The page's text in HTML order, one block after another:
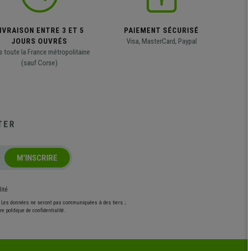
ENTRE 3 ET 5
JOURS OUVRÉS
toute la France métropolitaine
(sauf Corse)
PAIEMENT SÉCURISÉ
Visa, MasterCard, Paypal
M'INSCRIRE
données ne seront pas communiquées à des tiers ;
politique de confidentialité.